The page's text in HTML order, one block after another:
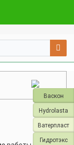
Васкон
Hydrolasta
Ватерпласт
Гидротэкс